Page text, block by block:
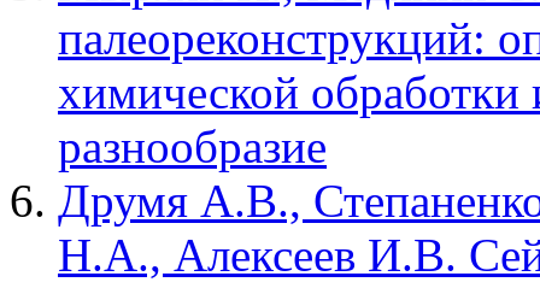
палеореконструкций:
химической
разнообразие
Друмя А.В.,
Н.А., Алексеев И.В.